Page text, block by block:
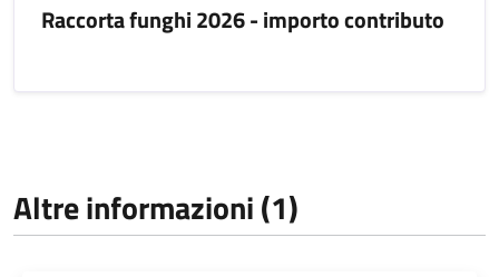
Raccorta funghi 2026 - importo contributo
Altre informazioni (1)